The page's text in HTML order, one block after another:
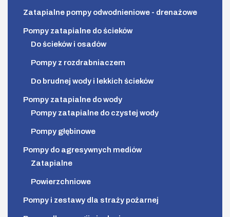
Zatapialne pompy odwodnieniowe - drenażowe
Pompy zatapialne do ścieków
Do ścieków i osadów
Pompy z rozdrabniaczem
Do brudnej wody i lekkich ścieków
Pompy zatapialne do wody
Pompy zatapialne do czystej wody
Pompy głębinowe
Pompy do agresywnych mediów
Zatapialne
Powierzchniowe
Pompy i zestawy dla straży pożarnej